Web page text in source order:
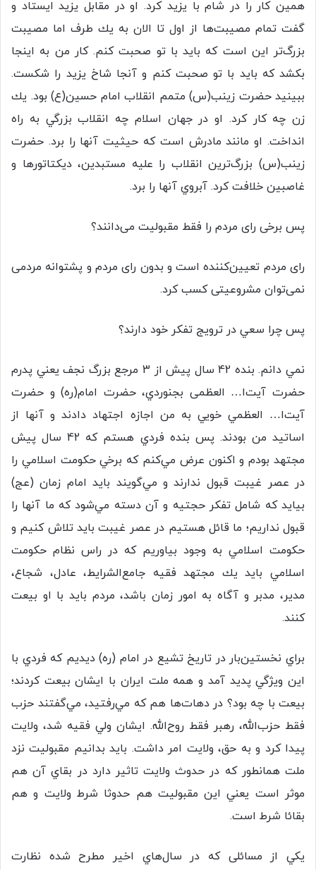
همين كار را در شام با يزيد كرد. او در مقابل يزيد ايستاد و
گفت تمام مصيبت‌ها از اول تا الان به يك طرف اما مصيبت
بزرگ‌تر اين است كه بايد با تو صحبت كنم. كار من به اينجا
بكشد كه بايد با تو صحبت كنم و آنجا شاخ يزید را شكست.
ببينيد حضرت زينب(س) متمم انقلاب امام حسين(ع) بود. يك
زن چه كار كرد. او در جهان اسلام چه انقلاب بزرگي به راه
انداخت. او مانند مادرش است كه حيثيت آنها را برد. حضرت
زينب(س) بزرگ‌ترين انقلاب را عليه مستبدين، ديكتاتورها و
غاصبين خلافت كرد. آبروي آنها را برد.
پس برخی رای مردم را فقط مقبولیت می‌دانند؟
رای مردم تعیین‌کننده است و بدون رای مردم و پشتوانه مردمی
نمی‌توان مشروعیتی کسب کرد.
پس چرا سعي در ترويج تفكر خود دارند؟
نمي دانم. بنده 42 سال پيش از 3 مرجع بزرگ نجف يعني پدرم
حضرت آيت‌ا… العظمی بجنوردي، حضرت امام(ره) و حضرت
آيت‌ا… العظمي خويي به من اجازه اجتهاد دادند و آنها از
اساتيد من بودند. پس بنده فردي هستم كه 42 سال پيش
مجتهد بودم و اكنون عرض مي‌كنم كه برخي حكومت اسلامي را
در عصر غيبت قبول ندارند و مي‌گويند بايد امام زمان (عج)
بيايد كه شامل تفكر حجتيه و آن دسته مي‌شود كه ما آنها را
قبول نداريم؛ ما قائل هستيم در عصر غيبت بايد تلاش كنيم و
حكومت اسلامي به وجود بياوريم كه در راس نظام حكومت
اسلامي بايد يك مجتهد فقيه جامع‌الشرايط، عادل، شجاع،
مدير، مدبر و آگاه به امور زمان باشد، مردم بايد با او بيعت
كنند.
براي نخستين‌بار در تاريخ تشيع در امام (ره) ديديم كه فردي با
اين ويژگي پديد آمد و همه ملت ايران با ايشان بيعت كردند؛
بيعت با چه بود؟ در دهات‌ها هم كه مي‌رفتيد، مي‌گفتند حزب
فقط حزب‌الله، رهبر فقط روح‌الله. ايشان ولي فقيه شد، ولايت
پيدا كرد و به حق، ولايت امر داشت. بايد بدانيم مقبوليت نزد
ملت همانطور كه در حدوث ولايت تاثير دارد در بقاي آن هم
موثر است يعني اين مقبوليت هم حدوثا شرط ولايت و هم
بقائا شرط است.
يكي از مسائلی كه در سال‌هاي اخير مطرح شده نظارت